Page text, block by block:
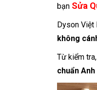
bạn Sửa
Dyson Việt
không
Từ kiểm
chuẩn Anh